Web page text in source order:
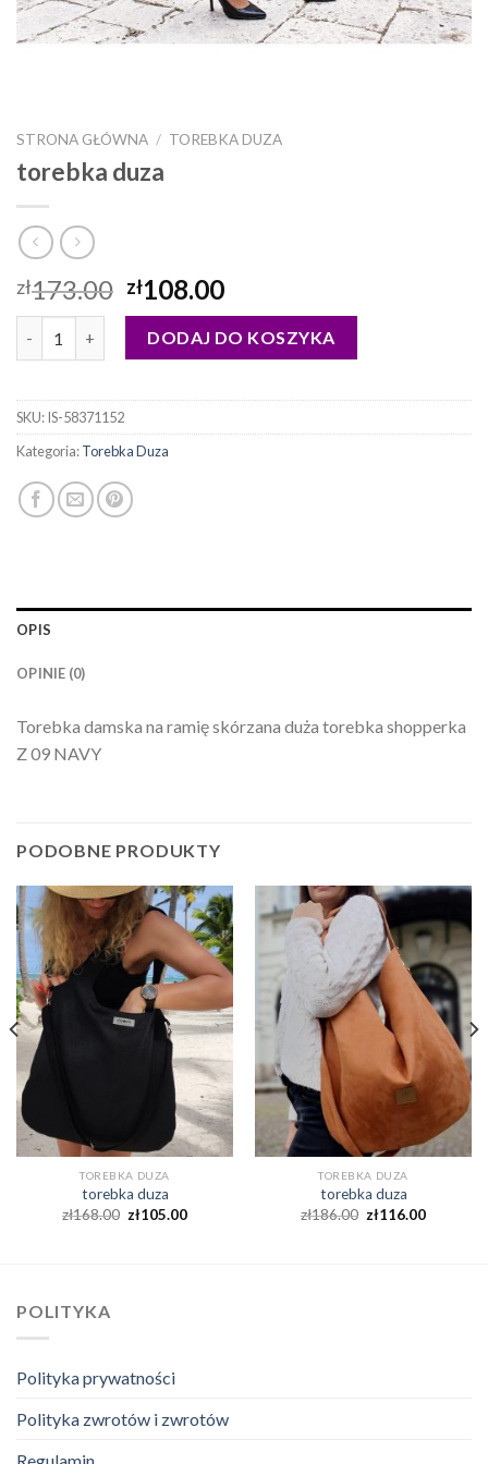
STRONA GŁÓWNA / TOREBKA DUZA
torebka duza
zł173.00 zł108.00
ilość torebka duzaDODAJ DO KOSZYKA
SKU:IS-58371152
Kategoria:Torebka Duza
OPIS
OPINIE (0)
Torebka damska na ramię skórzana duża torebka shopperka
Z 09 NAVY
PODOBNE PRODUKTY
TOREBKA DUZA
torebka duza
zł168.00 zł105.00
TOREBKA DUZA
torebka duza
zł186.00 zł116.00
POLITYKA
Polityka prywatności
Polityka zwrotów i zwrotów